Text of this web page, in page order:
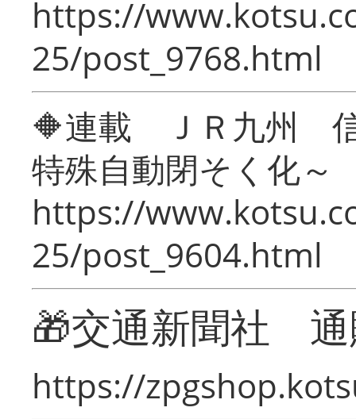
https://
25/post_9768.html
🔶連載 ＪＲ九州 信
特殊自動閉そく化～
https://
25/post_9604.html
🎁交通新聞社
https://